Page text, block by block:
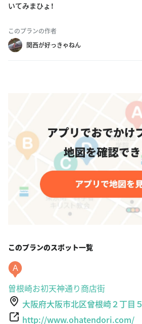
いてみまひょ！
このプランの作者
関西が好っきゃねん
このプランのスポット一覧
A
曽根崎お初天神通り商店街
大阪府大阪市北区曾根崎２丁目５
http://www.ohatendori.com/